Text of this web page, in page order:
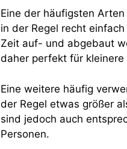
Eine der häufigsten
in der Regel recht
Zeit auf- und abgebaut
daher perfekt für
Eine weitere häufig
der Regel etwas größer
sind jedoch auch
Personen.